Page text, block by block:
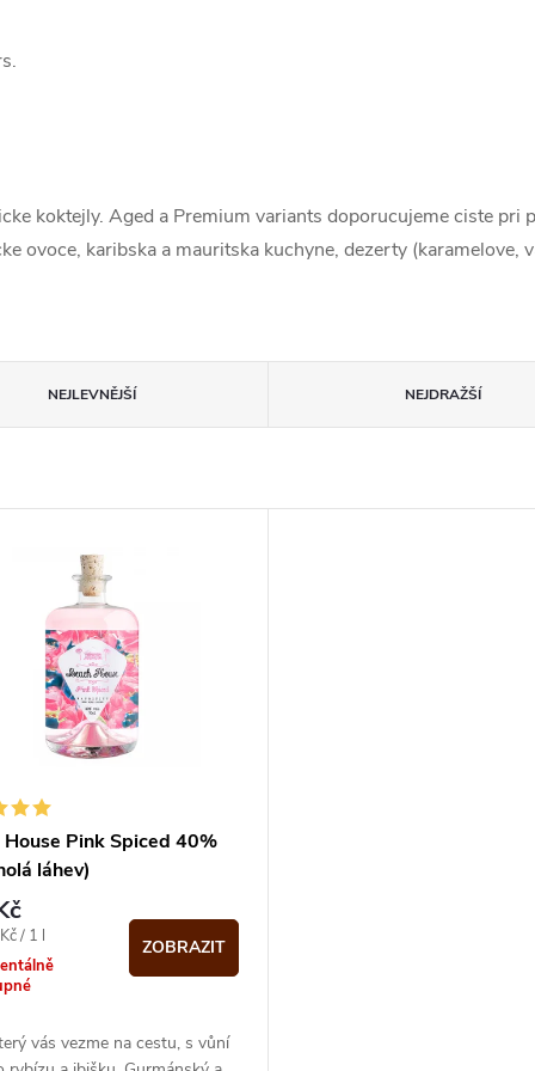
koktejly. Aged a Premium variants doporucujeme ciste
ovoce, karibska a mauritska kuchyne, dezerty (karamelove,
NEJLEVNĚJŠÍ NEJDRAŽŠÍ
House Pink Spiced 40%
láhev)
/ 1 l
ZOBRAZIT
vás vezme na cestu, s vůní